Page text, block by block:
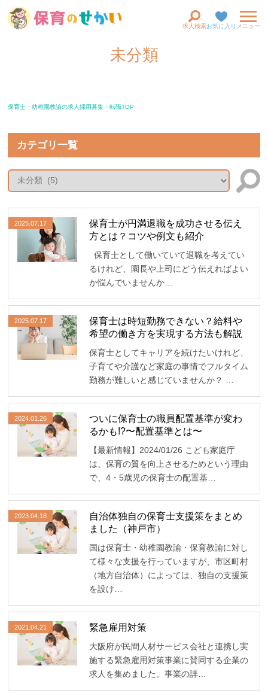
求人検索お気に入り メニュー
未分類
保育士・幼稚園教諭の求人採用募集・転職TOP
カテゴリ一覧
2025.07.17
保育士が円満退職を成功させる伝え
方とは？コツや例文も紹介
保育士として働いていて退職を考えてい
るけれど、園長や上司にどう伝えればよい
か悩んでいませんか…
2025.07.17
保育士は時短勤務できない？給料や
希望の働き方を実現する方法も解説
保育士としてキャリアを続けたいけれど、
子育てや介護など家庭の事情でフルタイム
勤務が難しいと感じていませんか？ …
2024.01.26
ついに保育士の職員配置基準が変わ
るかも!?〜配置基準とは〜
【最新情報】2024/01/26 こども家庭庁
は、保育の質を向上させるためという理由
で、4・5歳児の保育士の配置基…
2023.04.18
自治体独自の保育士支援策をまとめ
ました（神戸市）
国は保育士・幼稚園教諭・保育教諭に対し
て様々な支援を行っていますが、市区町村
（地方自治体）によっては、独自の支援策
を設け…
2021.04.21 緊急雇用対策
大阪府が民間人材サービス会社と連携し実
施する緊急雇用対策事業に賛同する企業の
求人を集めました。事業の詳…